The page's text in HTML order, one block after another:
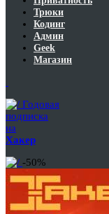
Трюки
Кодинг
Админ
Geek
Магазин
Годовая
подписка
на
Хакер
-50%